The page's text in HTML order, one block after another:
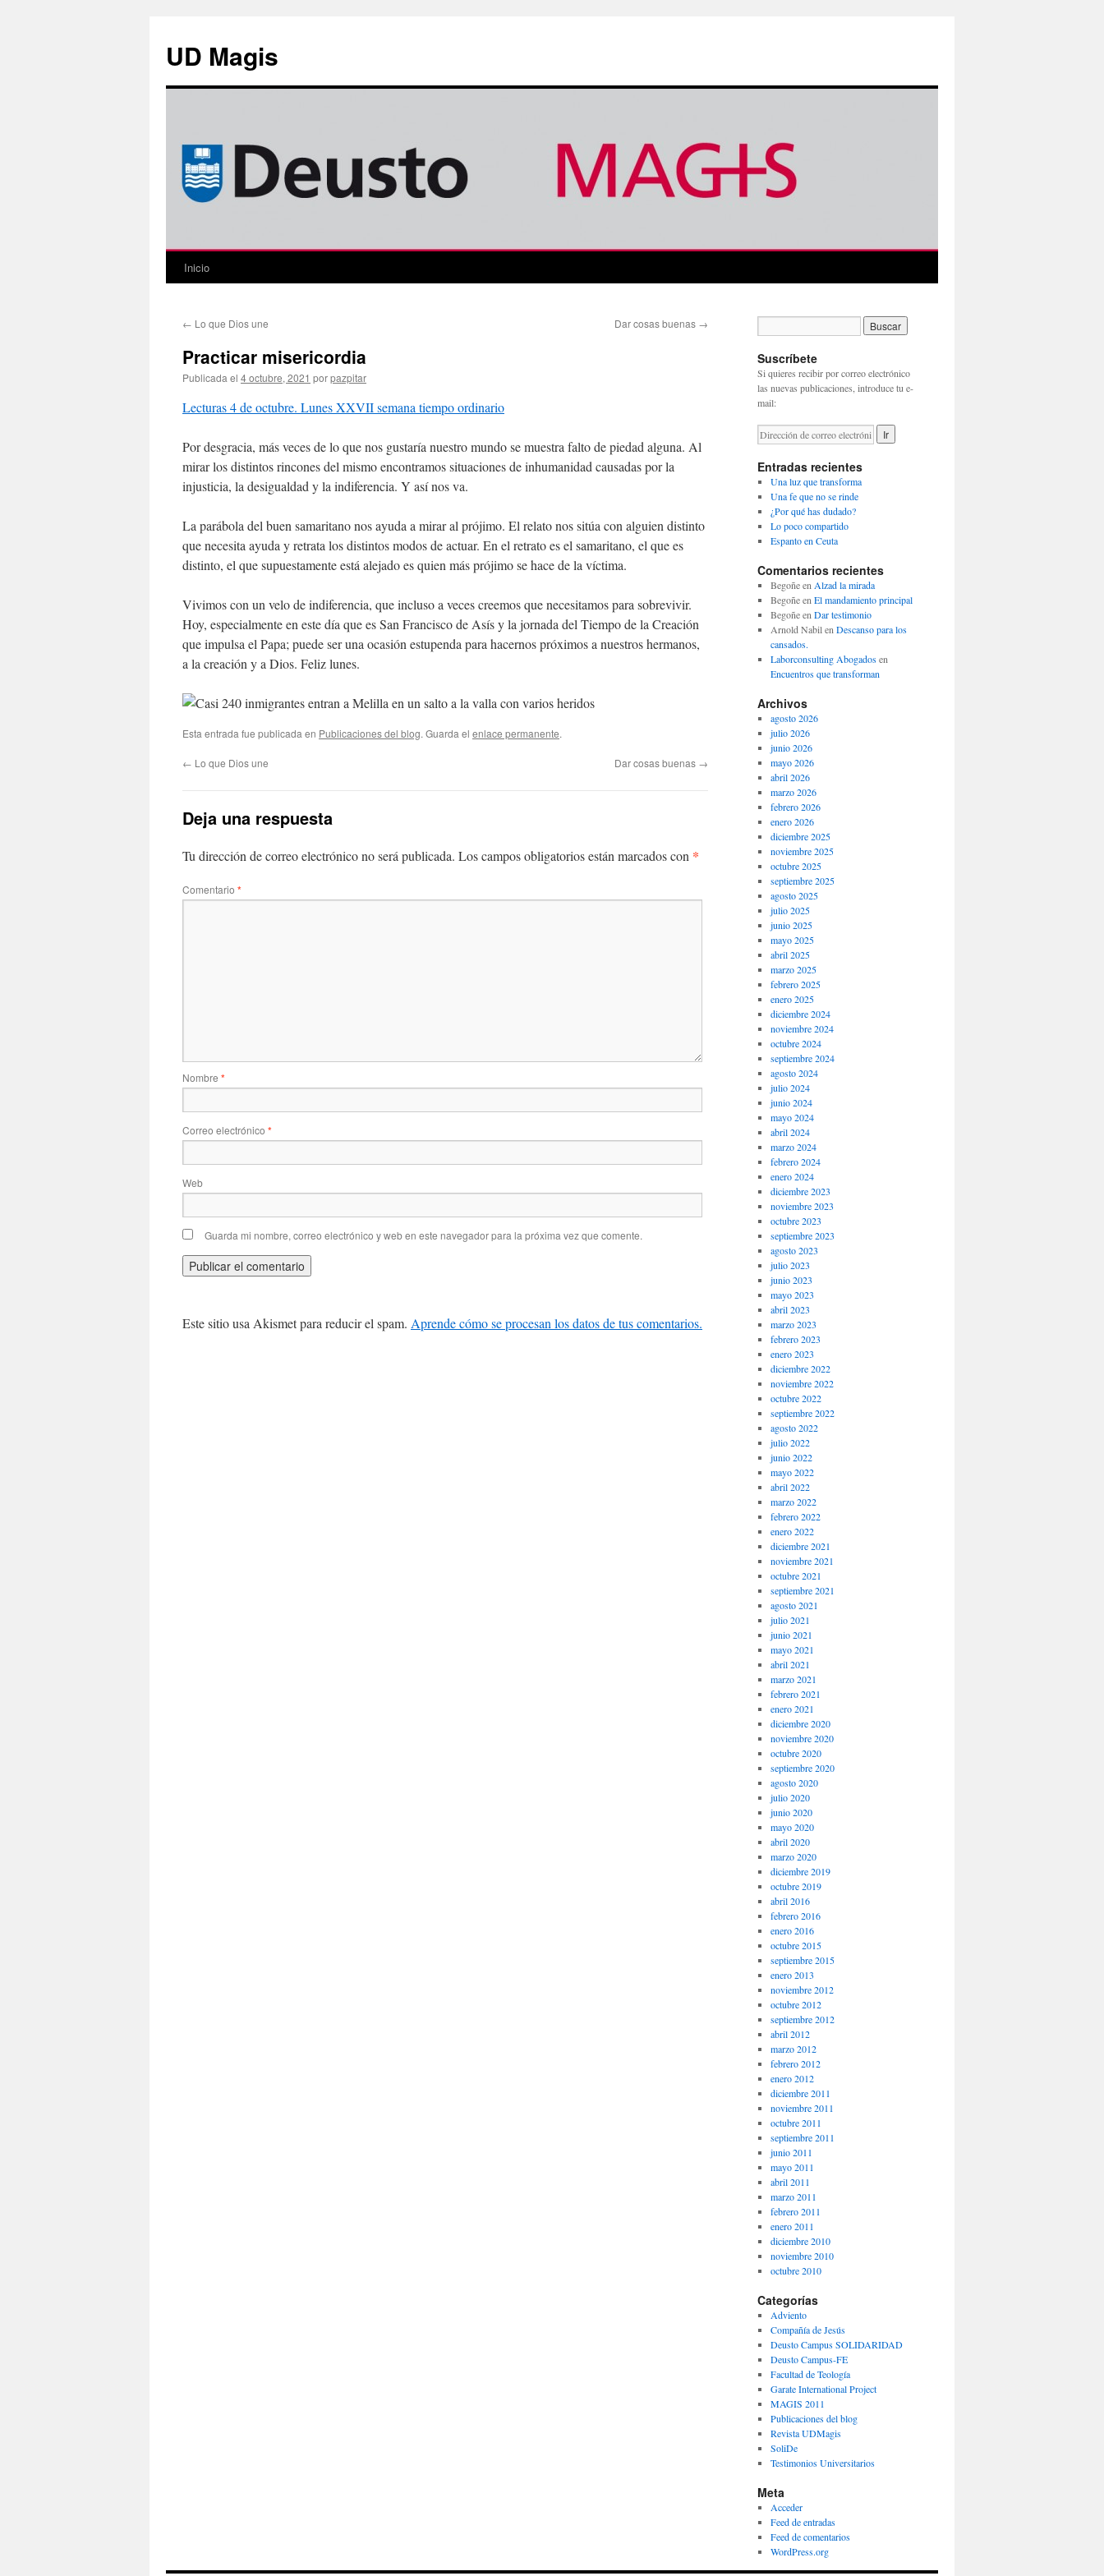
contenido
UD Magis
Inicio
← Lo que Dios une Dar cosas buenas →
Practicar misericordia
Publicada el 4 octubre, 2021 porpazpitar
Lecturas 4 de octubre. Lunes XXVII semana tiempo ordinario
Por desgracia, más veces de lo que nos gustaría nuestro mundo se muestra falto de piedad alguna. Al
mirar los distintos rincones del mismo encontramos situaciones de inhumanidad causadas por la
injusticia, la desigualdad y la indiferencia. Y así nos va.
La parábola del buen samaritano nos ayuda a mirar al prójimo. El relato nos sitúa con alguien distinto
que necesita ayuda y retrata los distintos modos de actuar. En el retrato es el samaritano, el que es
distinto, el que supuestamente está alejado es quien más prójimo se hace de la víctima.
Vivimos con un velo de indiferencia, que incluso a veces creemos que necesitamos para sobrevivir.
Hoy, especialmente en este día que es San Francisco de Asís y la jornada del Tiempo de la Creación
que impulsa el Papa; puede ser una ocasión estupenda para hacernos próximos a nuestros hermanos,
a la creación y a Dios. Feliz lunes.
Esta entrada fue publicada en Publicaciones del blog. Guarda el enlace permanente.
← Lo que Dios une Dar cosas buenas →
Deja una respuesta
Tu dirección de correo electrónico no será publicada. Los campos obligatorios están marcados con *
Comentario *
Nombre *
Correo electrónico *
Web
Guarda mi nombre, correo electrónico y web en este navegador para la próxima vez que comente.
Este sitio usa Akismet para reducir el spam. Aprende cómo se procesan los datos de tus comentarios.
Suscríbete
Si quieres recibir por correo electrónico
las nuevas publicaciones, introduce tu e-
mail:
Entradas recientes
Una luz que transforma
Una fe que no se rinde
¿Por qué has dudado?
Lo poco compartido
Espanto en Ceuta
Comentarios recientes
Begoñeen Alzad la mirada
Begoñeen El mandamiento principal
Begoñeen Dar testimonio
Arnold Nabilen Descanso para los
cansados.
Laborconsulting Abogadosen
Encuentros que transforman
Archivos
agosto 2026
julio 2026
junio 2026
mayo 2026
abril 2026
marzo 2026
febrero 2026
enero 2026
diciembre 2025
noviembre 2025
octubre 2025
septiembre 2025
agosto 2025
julio 2025
junio 2025
mayo 2025
abril 2025
marzo 2025
febrero 2025
enero 2025
diciembre 2024
noviembre 2024
octubre 2024
septiembre 2024
agosto 2024
julio 2024
junio 2024
mayo 2024
abril 2024
marzo 2024
febrero 2024
enero 2024
diciembre 2023
noviembre 2023
octubre 2023
septiembre 2023
agosto 2023
julio 2023
junio 2023
mayo 2023
abril 2023
marzo 2023
febrero 2023
enero 2023
diciembre 2022
noviembre 2022
octubre 2022
septiembre 2022
agosto 2022
julio 2022
junio 2022
mayo 2022
abril 2022
marzo 2022
febrero 2022
enero 2022
diciembre 2021
noviembre 2021
octubre 2021
septiembre 2021
agosto 2021
julio 2021
junio 2021
mayo 2021
abril 2021
marzo 2021
febrero 2021
enero 2021
diciembre 2020
noviembre 2020
octubre 2020
septiembre 2020
agosto 2020
julio 2020
junio 2020
mayo 2020
abril 2020
marzo 2020
diciembre 2019
octubre 2019
abril 2016
febrero 2016
enero 2016
octubre 2015
septiembre 2015
enero 2013
noviembre 2012
octubre 2012
septiembre 2012
abril 2012
marzo 2012
febrero 2012
enero 2012
diciembre 2011
noviembre 2011
octubre 2011
septiembre 2011
junio 2011
mayo 2011
abril 2011
marzo 2011
febrero 2011
enero 2011
diciembre 2010
noviembre 2010
octubre 2010
Categorías
Adviento
Compañía de Jesús
Deusto Campus SOLIDARIDAD
Deusto Campus-FE
Facultad de Teología
Garate International Project
MAGIS 2011
Publicaciones del blog
Revista UDMagis
SoliDe
Testimonios Universitarios
Meta
Acceder
Feed de entradas
Feed de comentarios
WordPress.org